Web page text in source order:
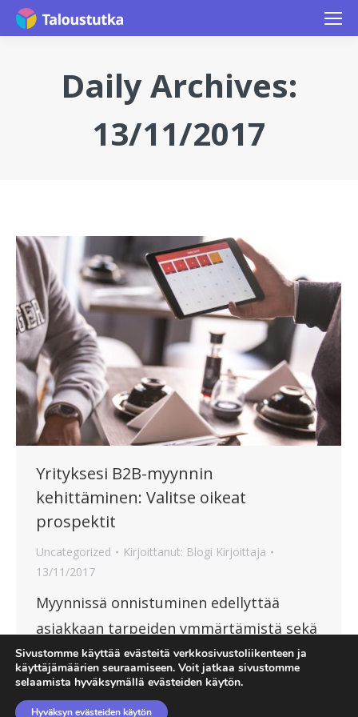
Daily Archives:
13/11/2017
Yrityksesi B2B-myynnin
kehittäminen: Valitse oikeat
prospektit
Uncategorized Kirjoittanut: Blogi Kirjoittaja
13/11/2017
Myynnissä onnistuminen edellyttää
asiakkaan tarpeiden ymmärtämistä sekä
oikeiden ratkaisujen tarjoamista.
Sivustomme käyttää evästeitä verkkosivustoliikenteen ja
käyttäjämäärien seuraamiseen. Voit jatkaa sivustomme
selaamista hyväksymällä evästeiden käytön.
Hyväksyn evästeiden käytön